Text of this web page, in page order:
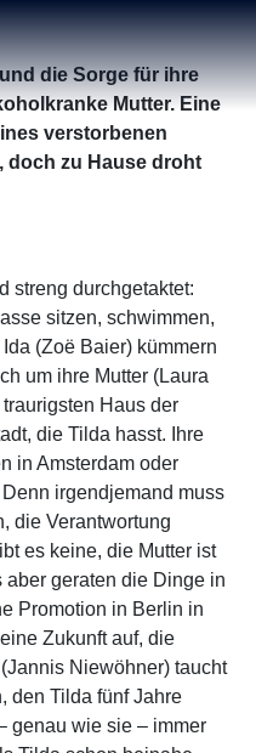
die Sorge für ihre
Mutter. Eine
verstorbenen
doch zu Hause droht
streng durchgetaktet:
sitzen, schwimmen,
(Zoë Baier) kümmern
um ihre Mutter (Laura
Haus der
die Tilda hasst. Ihre
in Amsterdam oder
irgendjemand muss
die Verantwortung
es keine, die Mutter ist
geraten die Dinge in
Promotion in Berlin in
Zukunft auf, die
Niewöhner) taucht
den Tilda fünf Jahre
genau wie sie – immer